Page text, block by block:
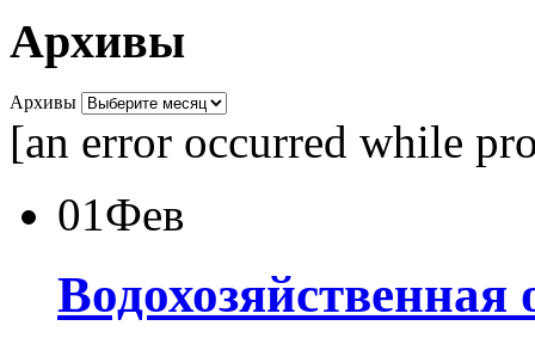
Архивы
Архивы
[an error occurred while
01Фев
Водохозяйственная